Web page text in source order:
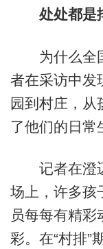
处处都是
为什么全国
者在采访中发
园到村庄，从
了他们的日常
记者在澄迈
场上，许多孩
员每每有精
彩。在“村排”